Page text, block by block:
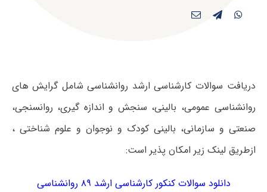
دریافت سوالات کارشناسی ارشد روانشناسی شامل گرایش های
روانشناسی عمومی، بالینی، سنجش و اندازه گیری، روانسنجی،
صنعتی و سازمانی، بالینی کودک و نوجوان و علوم شناختی ،
ازطریق لینک زیر امکان پذیر است:
دانلود سوالات کنکور کارشناسی ارشد ۸۹ روانشناسی